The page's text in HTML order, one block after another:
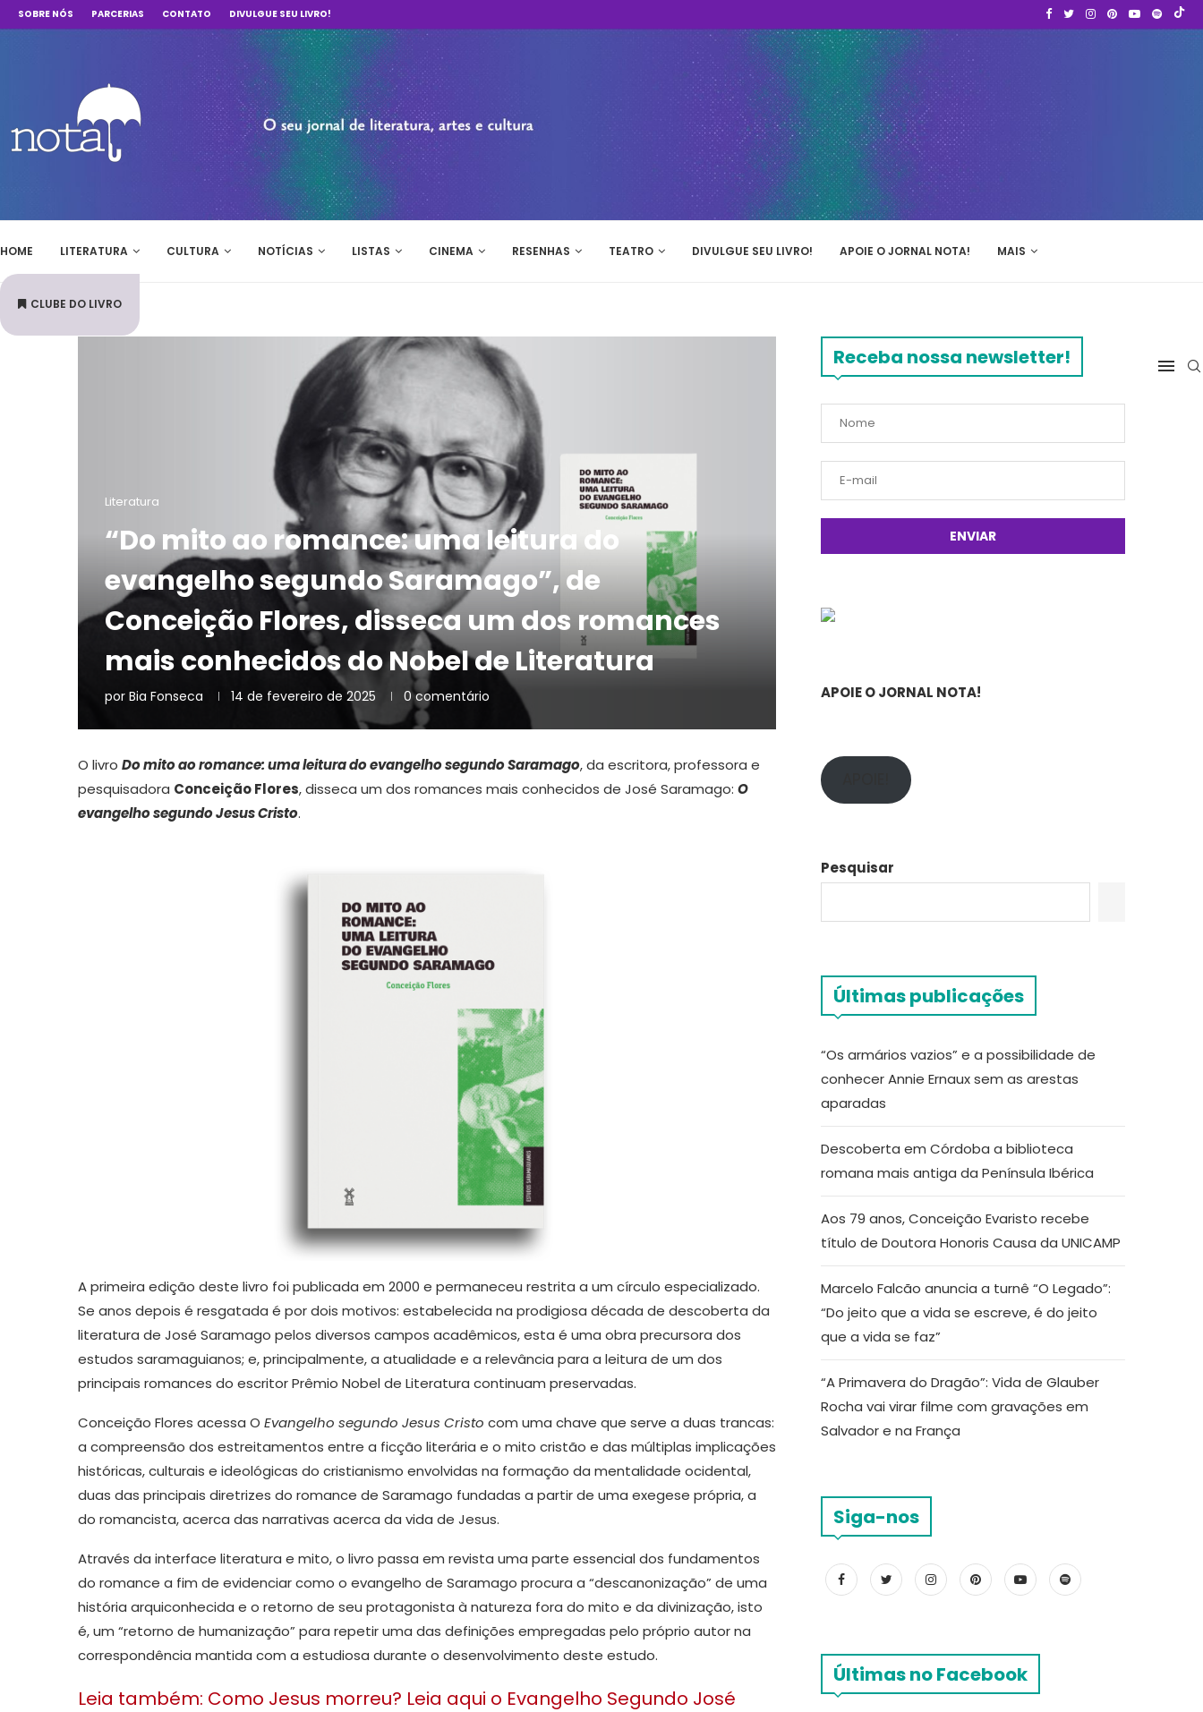
SOBRE NÓS PARCERIAS CONTATO DIVULGUE SEU LIVRO!
HOME LITERATURA CULTURA NOTÍCIAS LISTAS CINEMA RESENHAS TEATRO DIVULGUE SEU LIVRO! APOIE O JORNAL NOTA! MAIS
CLUBE DO LIVRO
Literatura
“Do mito ao romance: uma leitura do
evangelho segundo Saramago”, de
Conceição Flores, disseca um dos romances
mais conhecidos do Nobel de Literatura
por Bia Fonseca 14 de fevereiro de 2025 0 comentário
O livro Do mito ao romance: uma leitura do evangelho segundo Saramago, da escritora, professora e
pesquisadora Conceição Flores, disseca um dos romances mais conhecidos de José Saramago: O
evangelho segundo Jesus Cristo.
A primeira edição deste livro foi publicada em 2000 e permaneceu restrita a um círculo especializado.
Se anos depois é resgatada é por dois motivos: estabelecida na prodigiosa década de descoberta da
literatura de José Saramago pelos diversos campos acadêmicos, esta é uma obra precursora dos
estudos saramaguianos; e, principalmente, a atualidade e a relevância para a leitura de um dos
principais romances do escritor Prêmio Nobel de Literatura continuam preservadas.
Conceição Flores acessa O Evangelho segundo Jesus Cristo com uma chave que serve a duas trancas:
a compreensão dos estreitamentos entre a ficção literária e o mito cristão e das múltiplas implicações
históricas, culturais e ideológicas do cristianismo envolvidas na formação da mentalidade ocidental,
duas das principais diretrizes do romance de Saramago fundadas a partir de uma exegese própria, a
do romancista, acerca das narrativas acerca da vida de Jesus.
Através da interface literatura e mito, o livro passa em revista uma parte essencial dos fundamentos
do romance a fim de evidenciar como o evangelho de Saramago procura a “descanonização” de uma
história arquiconhecida e o retorno de seu protagonista à natureza fora do mito e da divinização, isto
é, um “retorno de humanização” para repetir uma das definições empregadas pelo próprio autor na
correspondência mantida com a estudiosa durante o desenvolvimento deste estudo.
Leia também: Como Jesus morreu? Leia aqui o Evangelho Segundo José
Receba nossa newsletter!
APOIE O JORNAL NOTA!
Pesquisar
Últimas publicações
“Os armários vazios” e a possibilidade de
conhecer Annie Ernaux sem as arestas
aparadas
Descoberta em Córdoba a biblioteca
romana mais antiga da Península Ibérica
Aos 79 anos, Conceição Evaristo recebe
título de Doutora Honoris Causa da UNICAMP
Marcelo Falcão anuncia a turnê “O Legado”:
“Do jeito que a vida se escreve, é do jeito
que a vida se faz”
“A Primavera do Dragão”: Vida de Glauber
Rocha vai virar filme com gravações em
Salvador e na França
Siga-nos
Últimas no Facebook